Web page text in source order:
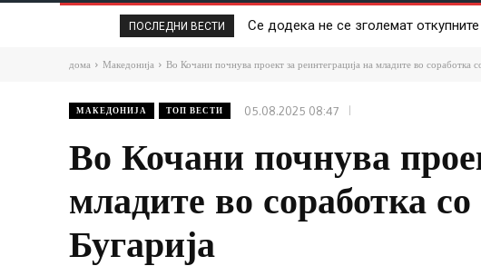
ПОСЛЕДНИ ВЕСТИ Се додека не се зголемат
Да се купи или да се прави ајвар
дома Македонија Во Кочани почнува проект за реинтеграција на младите во соработка
МАКЕДОНИЈА ТОП ВЕСТИ 05.08.2025 08:47
Во Кочани почнува
младите во соработка
Бугарија